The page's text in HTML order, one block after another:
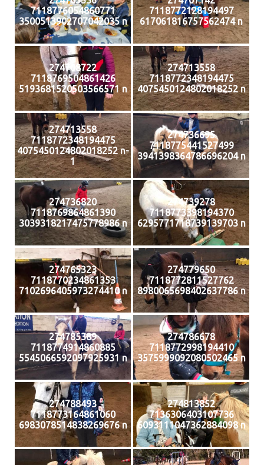
7118776054860771
3500513902707042035 n
7118772128194497
617061816757562474 n
274708722
7118769504861426
5193681520503566571 n
274713558
7118772348194475
4075450124802018252 n
274713558
7118772348194475
4075450124802018252 n-
1
274736695
7118775441527499
3941398364786696204 n
274736820
7118769864861390
3039318217475778986 n
274739278
7118773398194370
6295771718739139703 n
274765323
7118770234861353
7102696405973274410 n
274779650
7118772811527762
8980065698402637786 n
274785389
7118774914860885
5545066592097925931 n
274786678
7118772998194410
3575999092080502465 n
274788493
7118773164861060
6983078514838269676 n
274813852
7136306403107736
6093111047362884098 n